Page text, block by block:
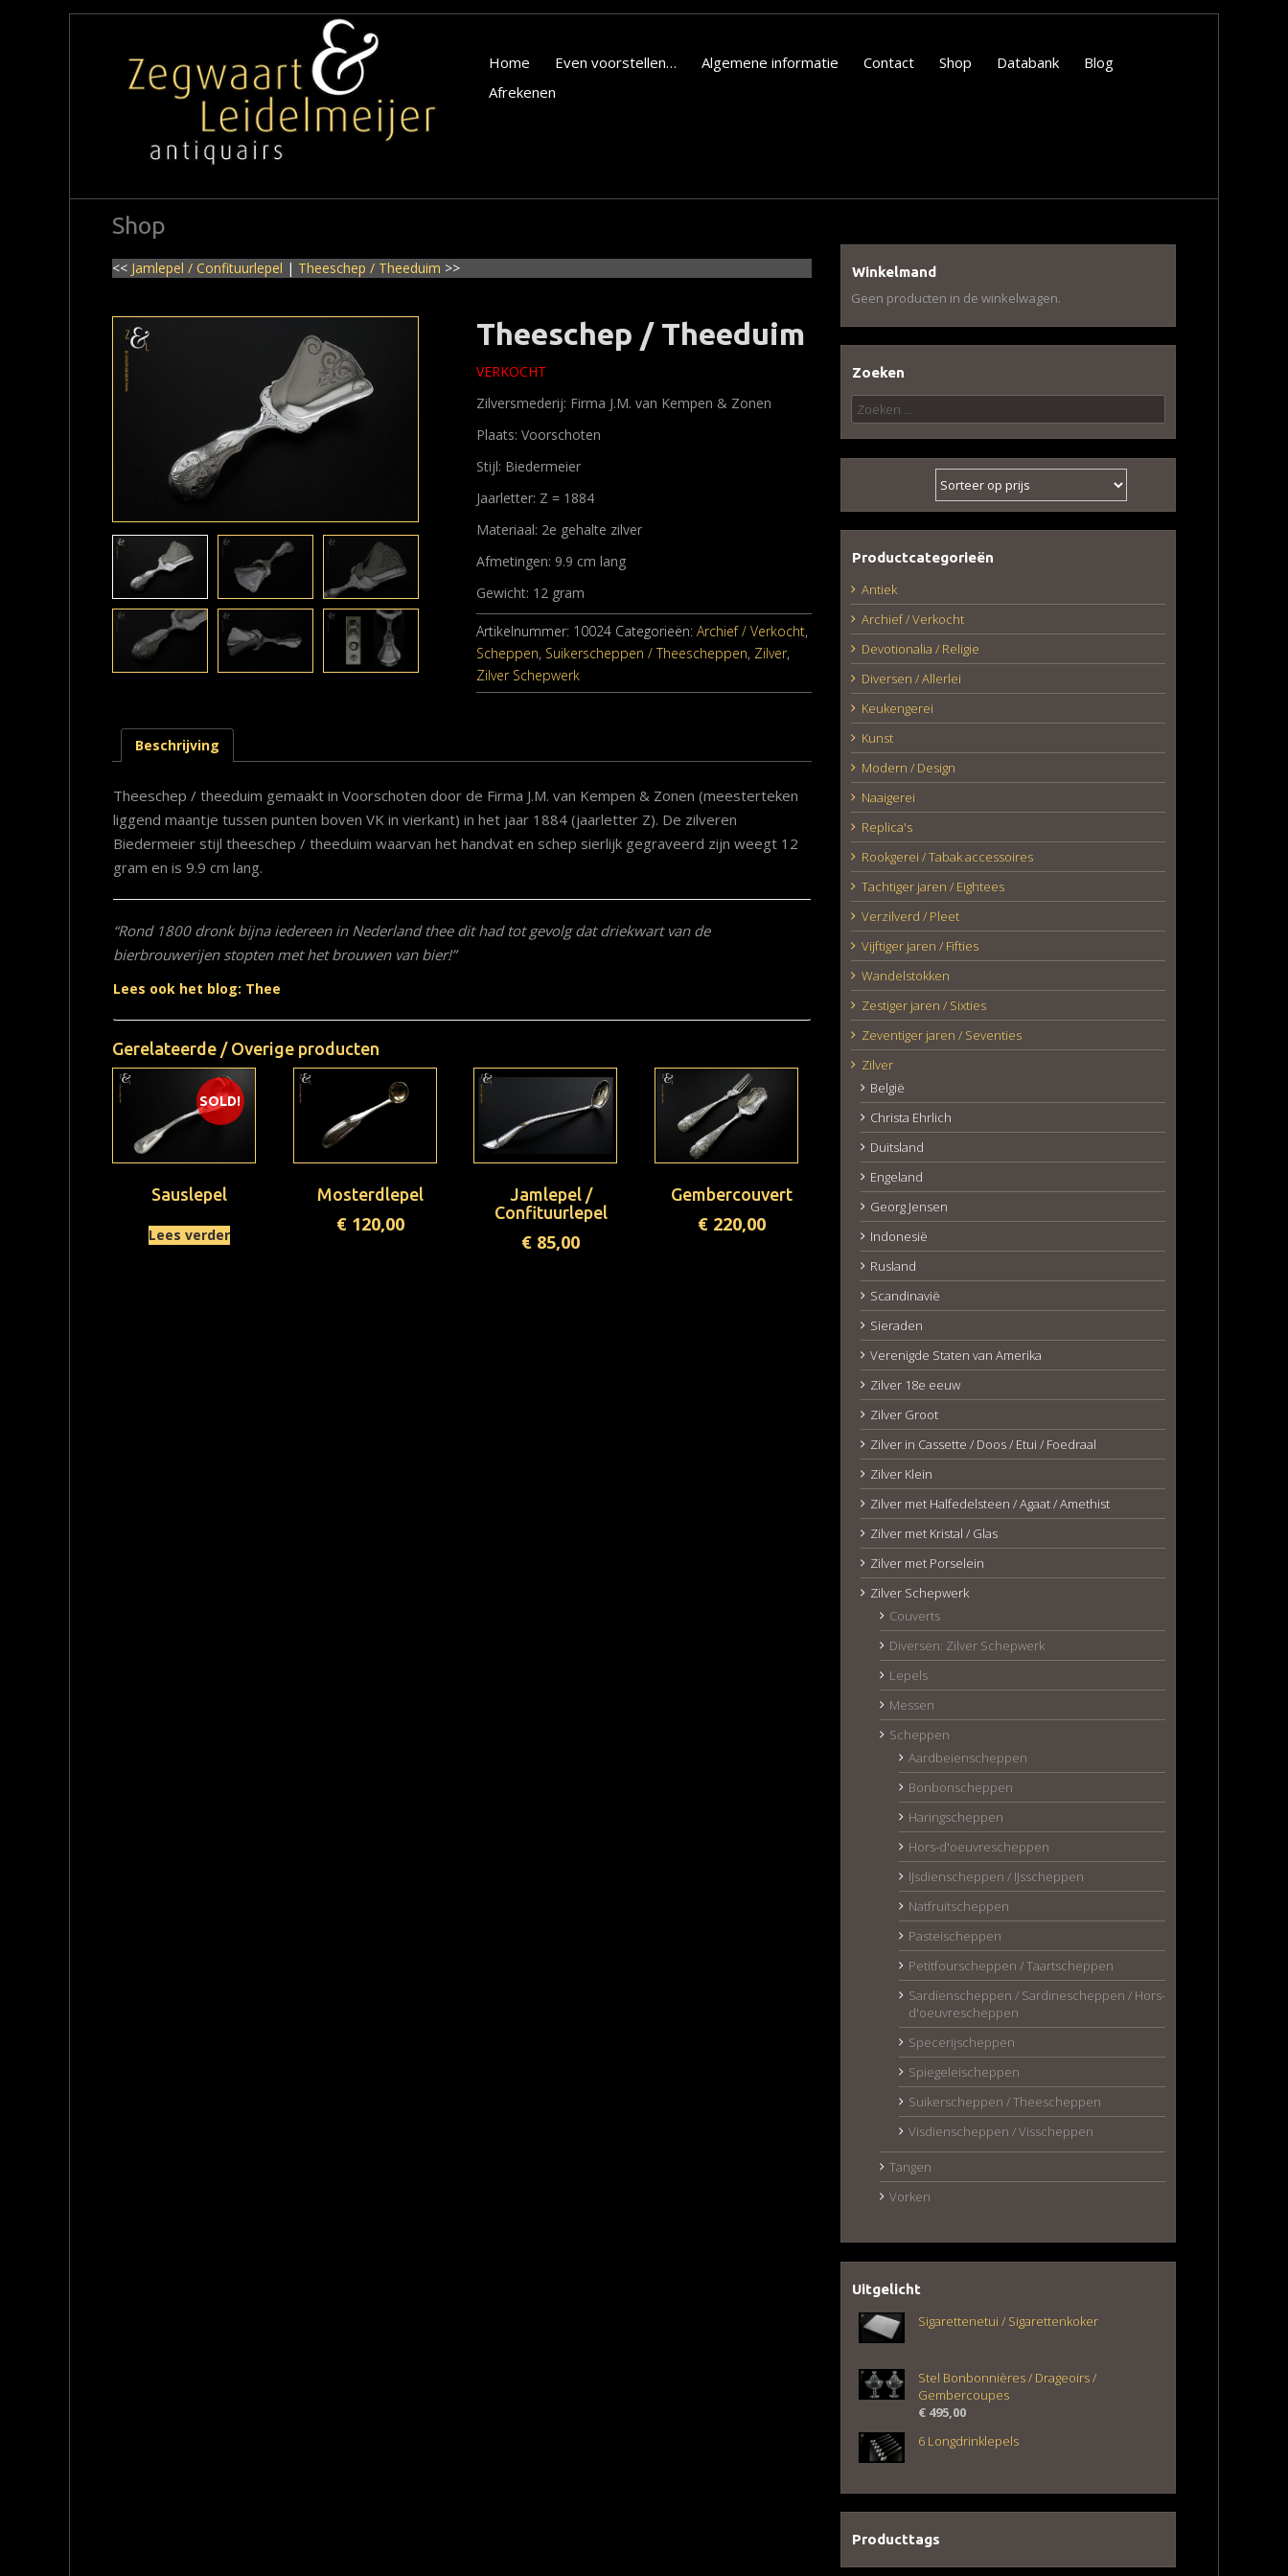
Home Even voorstellen… Algemene informatie Contact Shop Databank
Blog
Afrekenen
Shop
<< Jamlepel / Confituurlepel | Theeschep / Theeduim >>
Theeschep / Theeduim
VERKOCHT
Zilversmederij: Firma J.M. van Kempen & Zonen
Plaats: Voorschoten
Stijl: Biedermeier
Jaarletter: Z = 1884
Materiaal: 2e gehalte zilver
Afmetingen: 9.9 cm lang
Gewicht: 12 gram
Artikelnummer: 10024 Categorieën: Archief / Verkocht,
Scheppen, Suikerscheppen / Theescheppen, Zilver,
Zilver Schepwerk
Beschrijving
Theeschep / theeduim gemaakt in Voorschoten door de Firma J.M. van Kempen & Zonen (meesterteken
liggend maantje tussen punten boven VK in vierkant) in het jaar 1884 (jaarletter Z). De zilveren
Biedermeier stijl theeschep / theeduim waarvan het handvat en schep sierlijk gegraveerd zijn weegt 12
gram en is 9.9 cm lang.
“Rond 1800 dronk bijna iedereen in Nederland thee dit had tot gevolg dat driekwart van de
bierbrouwerijen stopten met het brouwen van bier!”
Lees ook het blog: Thee
Gerelateerde / Overige producten
SOLD!
Sauslepel
Lees verder
Mosterdlepel
€120,00
Jamlepel /
Confituurlepel
€ 85,00
Gembercouvert
€ 220,00
Winkelmand
Geen producten in de winkelwagen.
Zoeken
Zoeken
naar:
Productcategorieën
Antiek
Archief / Verkocht
Devotionalia / Religie
Diversen / Allerlei
Keukengerei
Kunst
Modern / Design
Naaigerei
Replica's
Rookgerei / Tabak accessoires
Tachtiger jaren / Eightees
Verzilverd / Pleet
Vijftiger jaren / Fifties
Wandelstokken
Zestiger jaren / Sixties
Zeventiger jaren / Seventies
Zilver
België
Christa Ehrlich
Duitsland
Engeland
Georg Jensen
Indonesië
Rusland
Scandinavië
Sieraden
Verenigde Staten van Amerika
Zilver 18e eeuw
Zilver Groot
Zilver in Cassette / Doos / Etui / Foedraal
Zilver Klein
Zilver met Halfedelsteen / Agaat / Amethist
Zilver met Kristal / Glas
Zilver met Porselein
Zilver Schepwerk
Couverts
Diversen: Zilver Schepwerk
Lepels
Messen
Scheppen
Aardbeienscheppen
Bonbonscheppen
Haringscheppen
Hors-d'oeuvrescheppen
IJsdienscheppen / IJsscheppen
Natfruitscheppen
Pasteischeppen
Petitfourscheppen / Taartscheppen
Sardienscheppen / Sardinescheppen / Hors-
d'oeuvrescheppen
Specerijscheppen
Spiegeleischeppen
Suikerscheppen / Theescheppen
Visdienscheppen / Visscheppen
Tangen
Vorken
Uitgelicht
Sigarettenetui / Sigarettenkoker
Stel Bonbonnières / Drageoirs /
Gembercoupes
€ 495,00
6 Longdrinklepels
Producttags